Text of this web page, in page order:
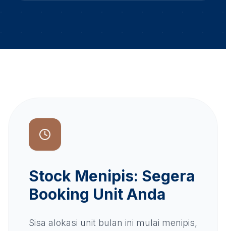
Stock Menipis: Segera
Booking Unit Anda
Sisa alokasi unit bulan ini mulai menipis,